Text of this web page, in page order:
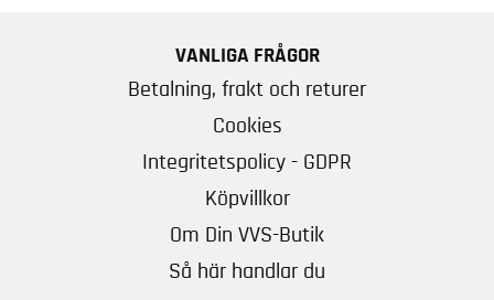
VANLIGA FRÅGOR
Betalning, frakt och returer
Cookies
Integritetspolicy - GDPR
Köpvillkor
Om Din VVS-Butik
Så här handlar du